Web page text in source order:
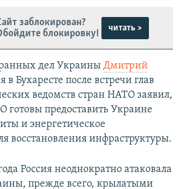
заблокирован?
блокировку!
читать >
дел Украины Дмитрий
в Бухаресте после встречи глав
ведомств стран НАТО заявил,
готовы предоставить Украине
и энергетическое
восстановления инфраструктуры.
Россия неоднократно атаковала
прежде всего, крылатыми